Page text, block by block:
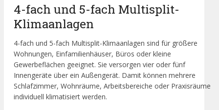
4-fach und 5-fach Multisplit-
Klimaanlagen
4-fach und 5-fach Multisplit-Klimaanlagen sind für größere
Wohnungen, Einfamilienhäuser, Büros oder kleine
Gewerbeflächen geeignet. Sie versorgen vier oder fünf
Innengeräte über ein Außengerät. Damit können mehrere
Schlafzimmer, Wohnräume, Arbeitsbereiche oder Praxisräume
individuell klimatisiert werden.